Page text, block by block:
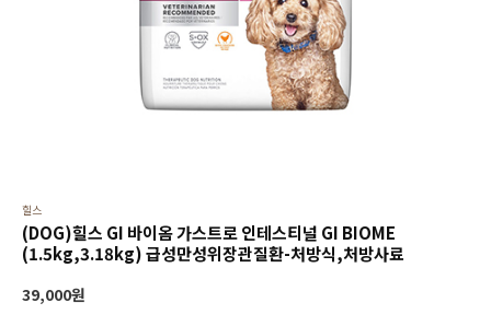
힐스
(DOG)힐스 GI 바이옴­ 가스트로 인테스티널 GI BIOME
(1.5kg,3.18kg) 급성만성위장관질환-처방식,처방사료
39,000원